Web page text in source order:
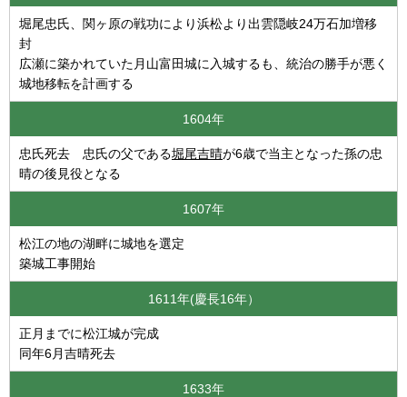
堀尾忠氏、関ヶ原の戦功により浜松より出雲隠岐24万石加増移
封
広瀬に築かれていた月山富田城に入城するも、統治の勝手が悪く
城地移転を計画する
1604年
忠氏死去 忠氏の父である堀尾吉晴が6歳で当主となった孫の忠
晴の後見役となる
1607年
松江の地の湖畔に城地を選定
築城工事開始
1611年(慶長16年）
正月までに松江城が完成
同年6月吉晴死去
1633年